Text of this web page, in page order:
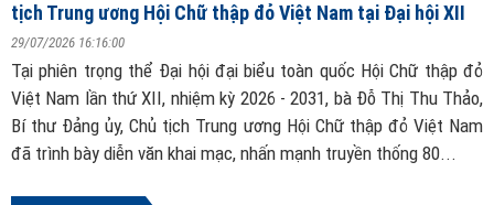
tịch Trung ương Hội Chữ thập đỏ Việt Nam tại Đại hội XII
29/07/2026 16:16:00
Tại phiên trọng thể Đại hội đại biểu toàn quốc Hội Chữ thập đỏ
Việt Nam lần thứ XII, nhiệm kỳ 2026 - 2031, bà Đỗ Thị Thu Thảo,
Bí thư Đảng ủy, Chủ tịch Trung ương Hội Chữ thập đỏ Việt Nam
đã trình bày diễn văn khai mạc, nhấn mạnh truyền thống 80...